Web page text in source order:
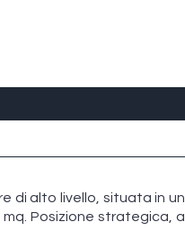
di alto livello, situata in un
Posizione strategica, a